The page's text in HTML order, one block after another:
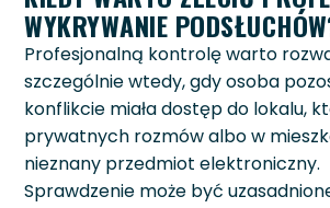
WYKRYWANIE
Profesjonalną kontrolę warto
szczególnie wtedy, gdy osoba
konflikcie miała dostęp do lokalu,
prywatnych rozmów albo w
nieznany przedmiot elektroniczny.
Sprawdzenie może być